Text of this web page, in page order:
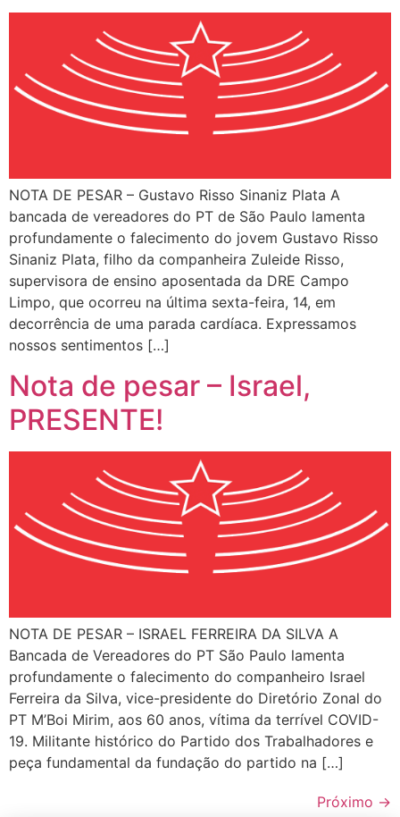
NOTA DE PESAR – Gustavo Risso Sinaniz Plata A
bancada de vereadores do PT de São Paulo lamenta
profundamente o falecimento do jovem Gustavo Risso
Sinaniz Plata, filho da companheira Zuleide Risso,
supervisora de ensino aposentada da DRE Campo
Limpo, que ocorreu na última sexta-feira, 14, em
decorrência de uma parada cardíaca. Expressamos
nossos sentimentos […]
Nota de pesar – Israel,
PRESENTE!
NOTA DE PESAR – ISRAEL FERREIRA DA SILVA A
Bancada de Vereadores do PT São Paulo lamenta
profundamente o falecimento do companheiro Israel
Ferreira da Silva, vice-presidente do Diretório Zonal do
PT M’Boi Mirim, aos 60 anos, vítima da terrível COVID-
19. Militante histórico do Partido dos Trabalhadores e
peça fundamental da fundação do partido na […]
Próximo →